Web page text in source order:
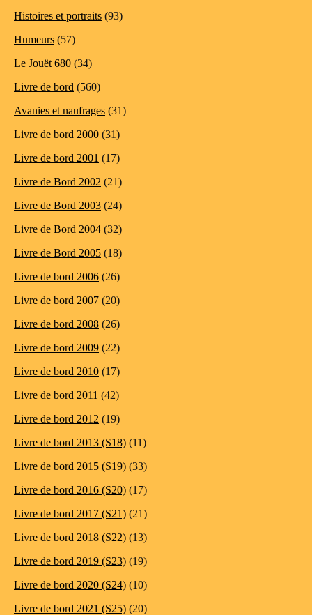
Histoires et portraits (93)
Humeurs (57)
Le Jouët 680 (34)
Livre de bord (560)
Avanies et naufrages (31)
Livre de bord 2000 (31)
Livre de bord 2001 (17)
Livre de Bord 2002 (21)
Livre de Bord 2003 (24)
Livre de Bord 2004 (32)
Livre de Bord 2005 (18)
Livre de bord 2006 (26)
Livre de bord 2007 (20)
Livre de bord 2008 (26)
Livre de bord 2009 (22)
Livre de bord 2010 (17)
Livre de bord 2011 (42)
Livre de bord 2012 (19)
Livre de bord 2013 (S18) (11)
Livre de bord 2015 (S19) (33)
Livre de bord 2016 (S20) (17)
Livre de bord 2017 (S21) (21)
Livre de bord 2018 (S22) (13)
Livre de bord 2019 (S23) (19)
Livre de bord 2020 (S24) (10)
Livre de bord 2021 (S25) (20)